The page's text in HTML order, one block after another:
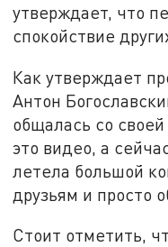
утверждает, что
спокойствие
Как утверждает
Антон
общалась со
это видео, а
летела большой
друзьям и просто
Стоит отметить,